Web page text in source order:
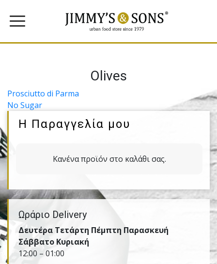
Olives
Πλοήγηση
άρθρων
Prosciutto di Parma
No Sugar
Η Παραγγελία μου
Κανένα προϊόν στο καλάθι σας.
Ωράριο Delivery
Δευτέρα Τετάρτη Πέμπτη Παρασκευή
Σάββατο Κυριακή
12:00 – 01:00